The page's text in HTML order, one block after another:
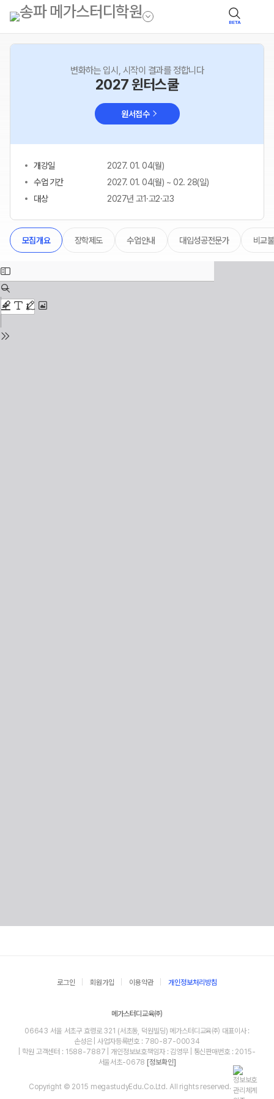
BETA
변화하는 입시, 시작이 결과를 정합니다
2027 윈터스쿨
원서접수
개강일
2027. 01. 04(월)
수업 기간
2027. 01. 04(월) ~ 02. 28(일)
대상
2027년 고1·고2·고3
모집개요 장학제도 수업안내 대입성공전문가 비교
로그인 회원가입 이용약관 개인정보처리방침
메가스터디교육㈜
06643 서울 서초구 효령로 321 (서초동, 덕원빌딩) 메가스터디교육㈜ 대표이사 :
손성은 | 사업자등록번호 : 780-87-00034
| 학원 고객센터 : 1588-7887 | 개인정보보호책임자 : 김영무 | 통신판매번호 : 2015-
서울서초-0678 [정보확인]
Copyright © 2015 megastudyEdu.Co.Ltd. All rights reserved.